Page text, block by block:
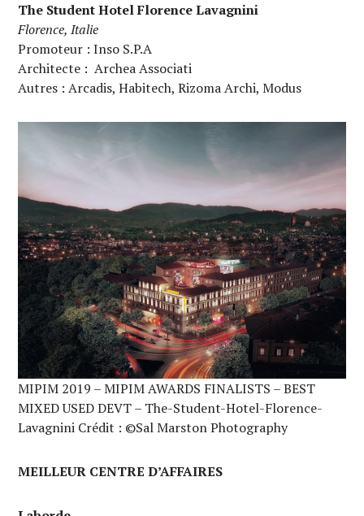
The Student Hotel Florence Lavagnini
Florence, Italie
Promoteur : Inso S.P.A
Architecte : Archea Associati
Autres : Arcadis, Habitech, Rizoma Archi, Modus
MIPIM 2019 – MIPIM AWARDS FINALISTS – BEST
MIXED USED DEVT – The-Student-Hotel-Florence-
Lavagnini Crédit : ©Sal Marston Photography
MEILLEUR CENTRE D’AFFAIRES